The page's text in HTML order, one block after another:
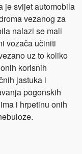
je svijet automobila
vezanog za
nalazi se mali
vozača učiniti
uz to koliko
korisnih
jastuka i
pogonskih
i hrpetinu onih